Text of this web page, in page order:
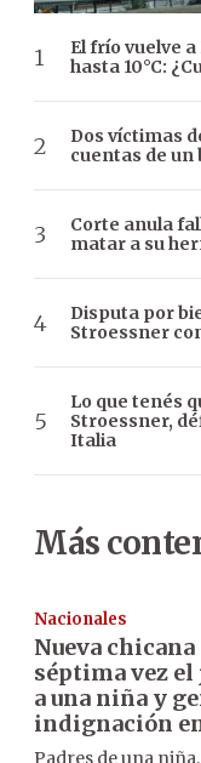
El frío vuelve
hasta 10°C:
Dos víctimas
cuentas de un
Corte anula
matar a su
Disputa por
Stroessner
Lo que tenés
Stroessner,
Italia
Más
Nacionales
Nueva
séptima vez
a una niña y
indignación
Padres de una